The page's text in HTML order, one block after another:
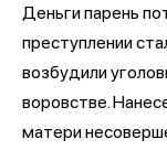
Деньги парень
преступлении
возбудили
воровстве.
матери